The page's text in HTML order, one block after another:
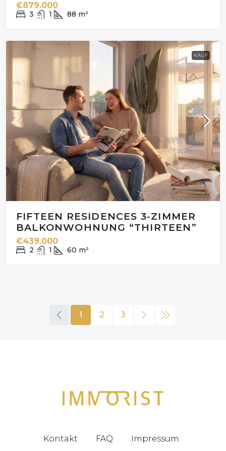
€879.000
3 1 88 m²
KAUF
FIFTEEN RESIDENCES 3-ZIMMER
BALKONWOHNUNG “THIRTEEN”
€439.000
2 1 60 m²
1 2 3
Kontakt FAQ Impressum